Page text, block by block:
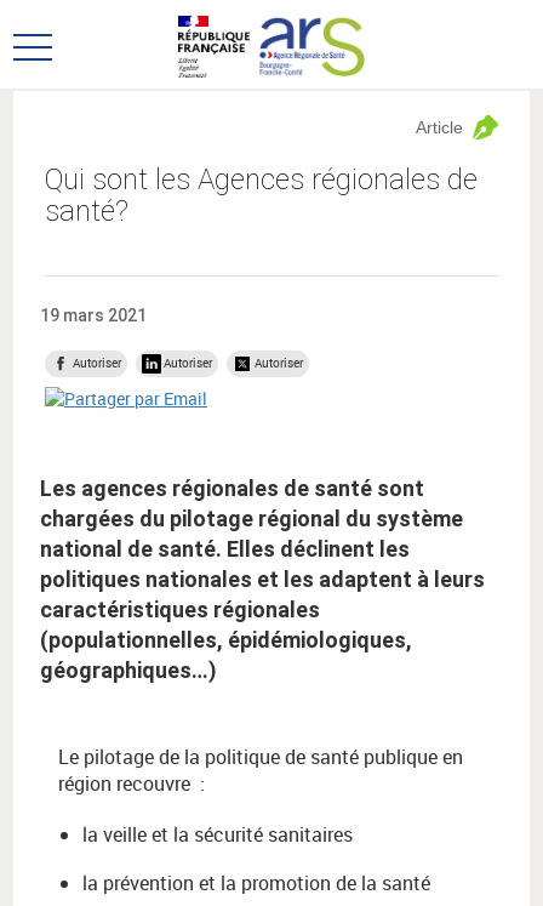
au
menu
au
contenu
Ouvrir
Qui sont les Agences régionales de
santé?
Article
19 mars 2021
Autoriser Autoriser Autoriser
Les agences régionales de santé sont
chargées du pilotage régional du système
national de santé. Elles déclinent les
politiques nationales et les adaptent à leurs
caractéristiques régionales
(populationnelles, épidémiologiques,
géographiques…)
Le pilotage de la politique de santé publique en
région recouvre :
la veille et la sécurité sanitaires
la prévention et la promotion de la santé